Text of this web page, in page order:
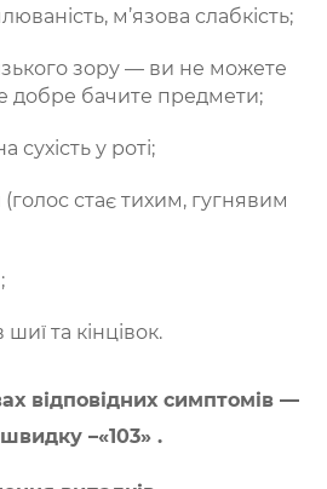
м’язова слабкість;
зору — ви не можете
добре бачите предмети;
у роті;
стає тихим, гугнявим
та кінцівок.
відповідних симптомів —
–«103» .